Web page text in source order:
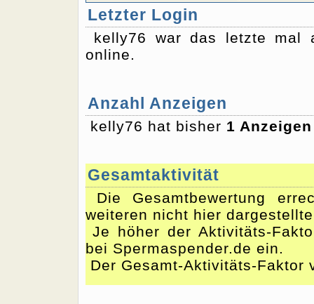
Letzter Login
kelly76 war das letzte mal
online.
Anzahl Anzeigen
kelly76 hat bisher 1 Anzeigen
Gesamtaktivität
Die Gesamtbewertung
weiteren nicht hier
Je höher der Aktivitäts-
bei Spermaspender.de ein.
Der Gesamt-Aktivitäts-